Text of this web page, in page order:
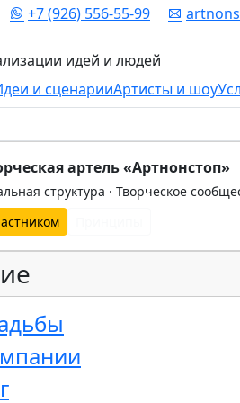
+7 (926) 556-55-99
идей и людей
и сценарииАртисты и шоу
артель «Артнонстоп»
структура · Творческое